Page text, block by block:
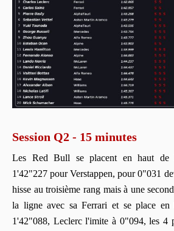
Session Q2 - 15 minutes
Les Red Bull se placent en haut de
1'42"227 pour Verstappen, pour 0"031
hisse au troisième rang mais à une
la ligne avec sa Ferrari et se place en
1'42"088, Leclerc l'imite à 0"094, les 4